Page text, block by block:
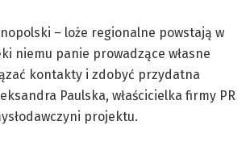
– loże regionalne powstają w
niemu panie prowadzące własne
kontakty i zdobyć przydatna
Paulska, właścicielka firmy PR
projektu.